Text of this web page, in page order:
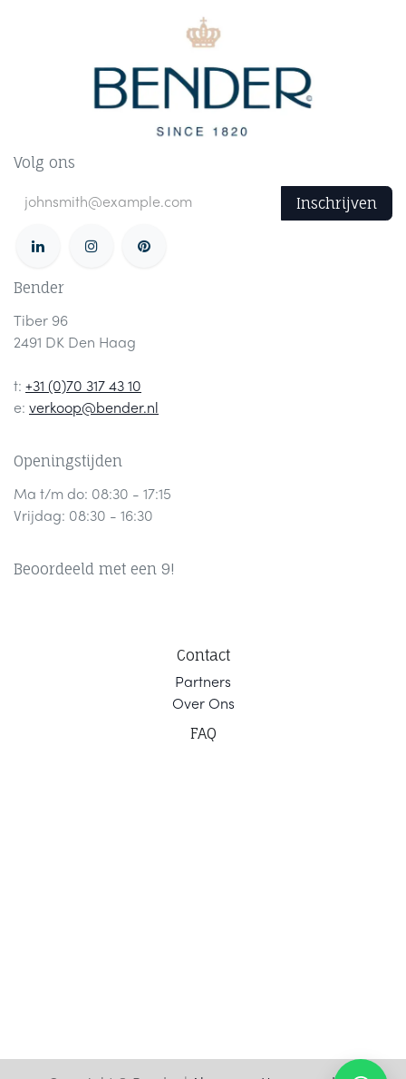
Volg ons
Inschrijven
Bender
Tiber 96
2491 DK Den Haag
t: +31 (0)70 317 43 10
e: verkoop@bender.nl
Openingstijden
Ma t/m do: 08:30 - 17:15
Vrijdag: 08:30 - 16:30
Beoordeeld met een 9!
Contact
Partners
Over Ons
FAQ